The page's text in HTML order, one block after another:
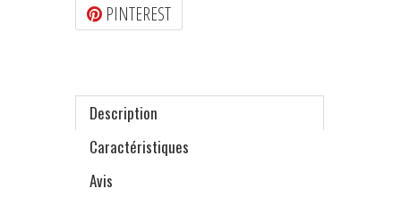
PINTEREST
Description
Caractéristiques
Avis